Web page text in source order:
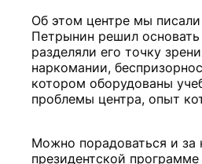
Об этом центре мы
Петрынин решил
разделяли его точку
наркомании,
котором оборудованы
проблемы центра, опыт
Можно порадоваться и за
президентской